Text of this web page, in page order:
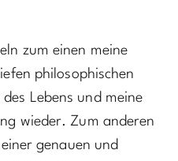
zum einen meine
philosophischen
des Lebens und meine
wieder. Zum anderen
genauen und